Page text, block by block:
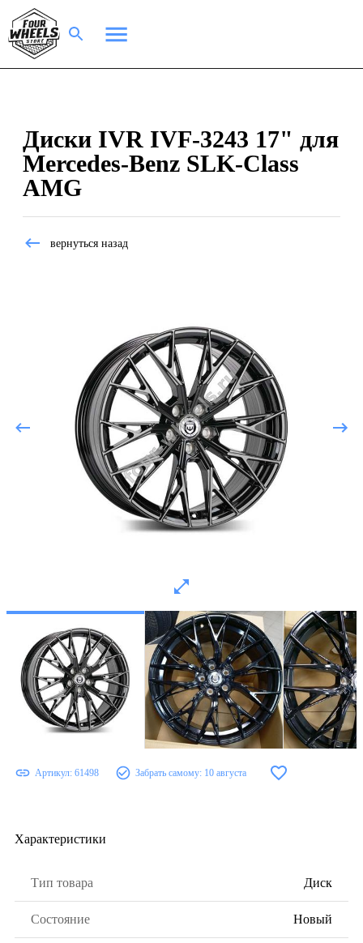
Диски IVR IVF-3243 17" для
Mercedes-Benz SLK-Class
AMG
вернуться назад
Артикул: 61498 Забрать самому: 10 августа
Характеристики
Тип товара Диск
Состояние Новый